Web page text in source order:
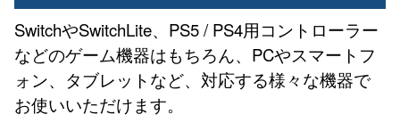
SwitchやSwitchLite、PS5 / PS4用コントローラー
などのゲーム機器はもちろん、PCやスマートフ
ォン、タブレットなど、対応する様々な機器で
お使いいただけます。